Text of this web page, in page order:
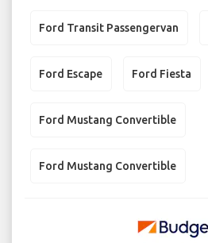
Ford Transit Passengervan
Ford Escape Ford Fiesta
Ford Mustang Convertible
Ford Mustang Convertible